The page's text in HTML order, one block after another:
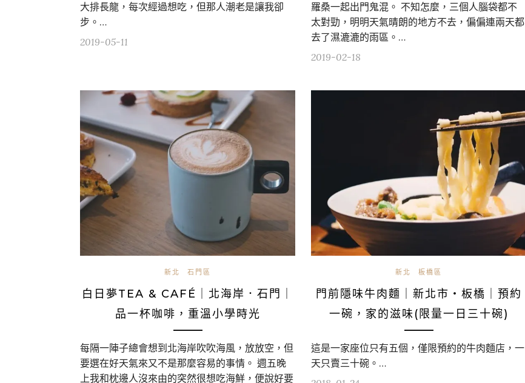
大排長龍，每次經過想吃，但那人潮老是讓我卻
步。…
2019-05-11
羅桑一起出門鬼混。 不知怎麼，三個人腦袋都不
太對勁，明明天氣晴朗的地方不去，偏偏連兩天都
去了濕漉漉的雨區。…
2019-02-18
新北 石門區
白日夢TEA & CAFÉ｜北海岸．石門｜
品一杯咖啡，重溫小學時光
每隔一陣子總會想到北海岸吹吹海風，放放空，但
要選在好天氣來又不是那麼容易的事情。 週五晚
上我和枕邊人沒來由的突然很想吃海鮮，便說好要
新北 板橋區
門前隱味牛肉麵｜新北市・板橋｜預約
一碗，家的滋味(限量一日三十碗)
這是一家座位只有五個，僅限預約的牛肉麵店，一
天只賣三十碗。…